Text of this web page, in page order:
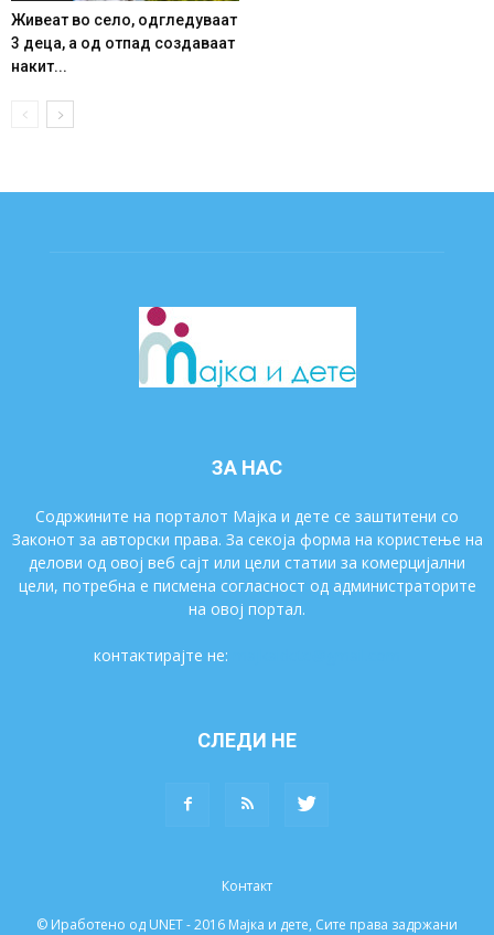
Живеат во село, одгледуваат
3 деца, а од отпад создаваат
накит...
ЗА НАС
Содржините на порталот Мајка и дете се заштитени со
Законот за авторски права. За секоја форма на користење на
делови од овој веб сајт или цели статии за комерцијални
цели, потребна е писмена согласност од администраторите
на овој портал.
контактирајте не:
СЛЕДИ НЕ
Контакт
© Иработено од UNET - 2016 Мајка и дете, Сите права задржани